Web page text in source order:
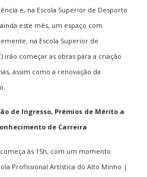
e, na Escola Superior de Desporto
este mês, um espaço com
na Escola Superior de
irão começar as obras para a criação
assim como a renovação da
de Ingresso, Prémios de Mérito a
de Carreira
às 15h, com um momento
Profissional Artística do Alto Minho |